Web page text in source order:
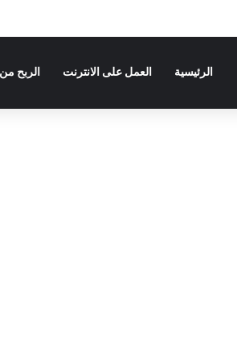
الرئيسية العمل على الانترنت الربح